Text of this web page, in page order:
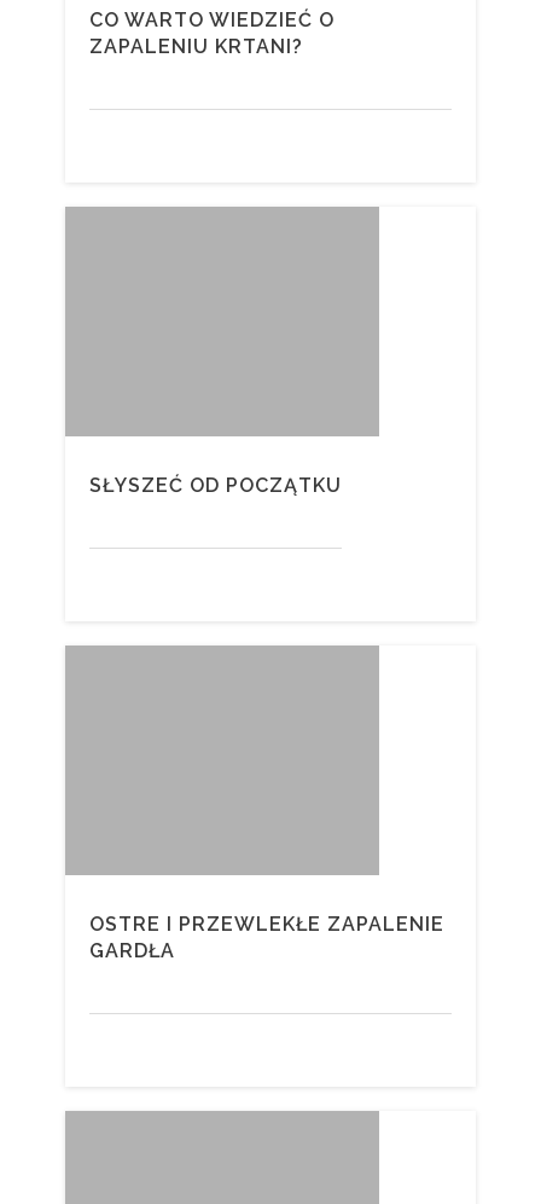
CO WARTO WIEDZIEĆ O
ZAPALENIU KRTANI?
SŁYSZEĆ OD POCZĄTKU
OSTRE I PRZEWLEKŁE ZAPALENIE
GARDŁA